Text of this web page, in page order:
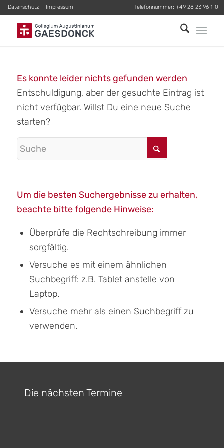
Datenschutz Impressum Telefonnummer: +49 28 23 96 1-0
Es konnte leider nichts gefunden werden
Entschuldigung, aber der gesuchte Eintrag ist
nicht verfügbar. Willst Du eine neue Suche
starten?
Um die besten Suchergebnisse zu erhalten,
beachte bitte folgende Hinweise:
Überprüfe die Rechtschreibung immer
sorgfältig.
Versuche es mit einem ähnlichen
Suchbegriff: z.B. Tablet anstelle von
Laptop.
Versuche mehr als einen Suchbegriff zu
verwenden.
Die nächsten Termine